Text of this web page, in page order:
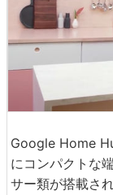
Google Home
にコンパクトな
サー類が搭載さ